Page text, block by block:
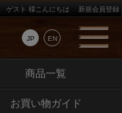
JP EN
ゲスト 様こんにちは 新規会員登録
商品一覧
お買い物ガイド